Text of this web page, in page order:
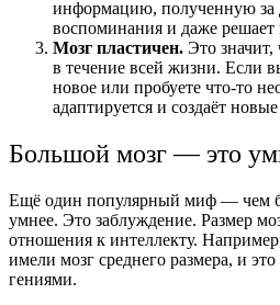
информацию, полученную за
воспоминания и даже
Мозг пластичен. Это значит,
в течение всей жизни. Если
новое или пробуете что-то
адаптируется и создаёт
Большой мозг — это
Ещё один популярный миф — чем
умнее. Это заблуждение. Размер
отношения к интеллекту.
имели мозг среднего размера, и
гениями.